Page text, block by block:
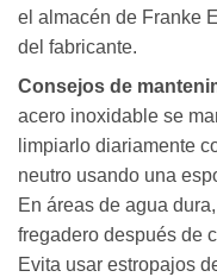
el almacén de Franke
del fabricante.
Consejos de
acero inoxidable se
limpiarlo diariamente
neutro usando una
En áreas de agua
fregadero después de
Evita usar estropajos